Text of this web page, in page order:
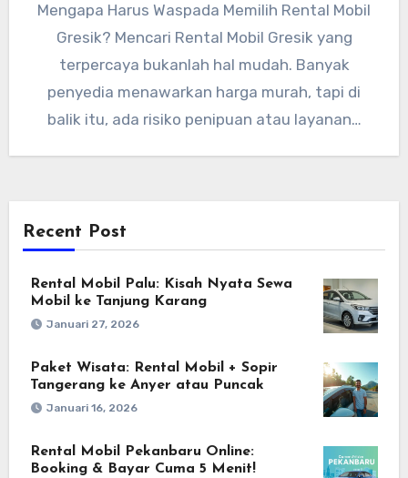
Mengapa Harus Waspada Memilih Rental Mobil
Gresik? Mencari Rental Mobil Gresik yang
terpercaya bukanlah hal mudah. Banyak
penyedia menawarkan harga murah, tapi di
balik itu, ada risiko penipuan atau layanan…
Recent Post
Rental Mobil Palu: Kisah Nyata Sewa
Mobil ke Tanjung Karang
Januari 27, 2026
Paket Wisata: Rental Mobil + Sopir
Tangerang ke Anyer atau Puncak
Januari 16, 2026
Rental Mobil Pekanbaru Online:
Booking & Bayar Cuma 5 Menit!